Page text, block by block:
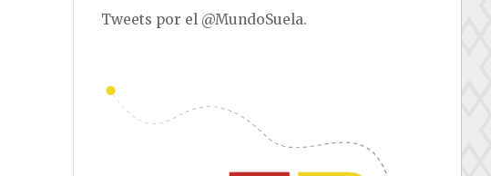
Tweets por el @MundoSuela.